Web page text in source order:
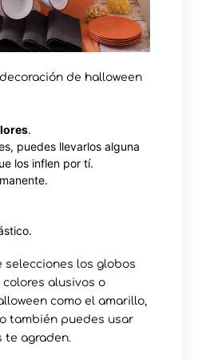
de halloween
.
puedes llevarlos alguna
los inflen por tí.
selecciones los globos
alusivos o
como el amarillo,
también puedes usar
te agraden.